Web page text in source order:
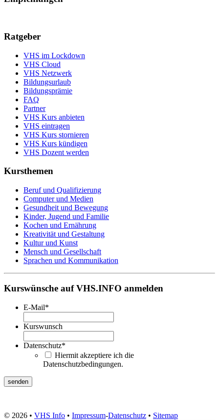
Ratgeber
VHS im Lockdown
VHS Cloud
VHS Netzwerk
Bildungsurlaub
Bildungsprämie
FAQ
Partner
VHS Kurs anbieten
VHS eintragen
VHS Kurs stornieren
VHS Kurs kündigen
VHS Dozent werden
Kursthemen
Beruf und Qualifizierung
Computer und Medien
Gesundheit und Bewegung
Kinder, Jugend und Familie
Kochen und Ernährung
Kreativität und Gestaltung
Kultur und Kunst
Mensch und Gesellschaft
Sprachen und Kommunikation
Kurswünsche auf VHS.INFO anmelden
E-Mail*
Kurswunsch
Datenschutz*
Hiermit akzeptiere ich die
Datenschutzbedingungen.
© 2026 • VHS Info • Impressum-Datenschutz • Sitemap